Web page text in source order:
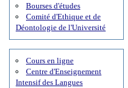
Bourses d'études
Comité d'Ethique et de
Déontologie de l'Université
Cours en ligne
Centre d'Enseignement
Intensif des Langues